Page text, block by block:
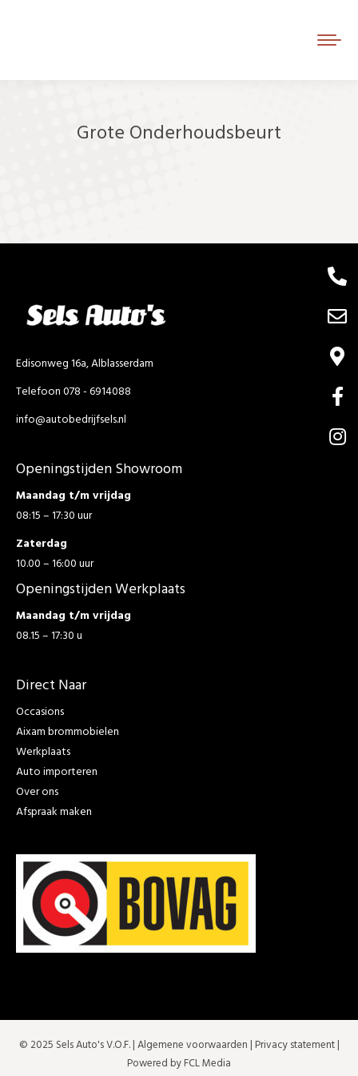
Grote Onderhoudsbeurt
Edisonweg 16a, Alblasserdam
Telefoon 078 - 6914088
info@autobedrijfsels.nl
Openingstijden Showroom
Maandag t/m vrijdag
08:15 – 17:30 uur
Zaterdag
10.00 – 16:00 uur
Openingstijden Werkplaats
Maandag t/m vrijdag
08.15 – 17:30 u
Direct Naar
Occasions
Aixam brommobielen
Werkplaats
Auto importeren
Over ons
Afspraak maken
© 2025 Sels Auto's V.O.F. |Algemene voorwaarden | Privacy statement|
Powered by FCL Media